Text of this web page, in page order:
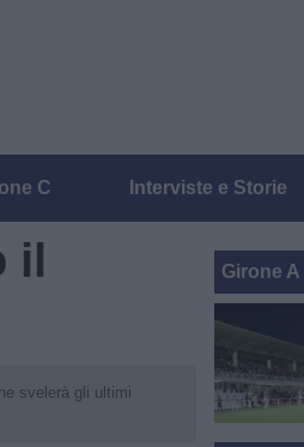
C Interviste e Storie
il
svelerà gli ultimi
Girone A